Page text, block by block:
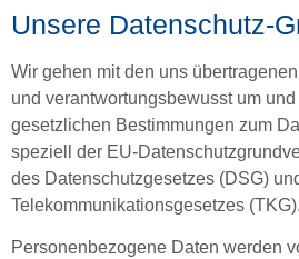
Unsere Datenschutz-
Wir gehen mit den uns
und verantwortungsbewusst um
gesetzlichen Bestimmungen zum
speziell der EU-
des Datenschutzgesetzes (DSG)
Telekommunikationsgesetzes (TKG).
Personenbezogene Daten werden